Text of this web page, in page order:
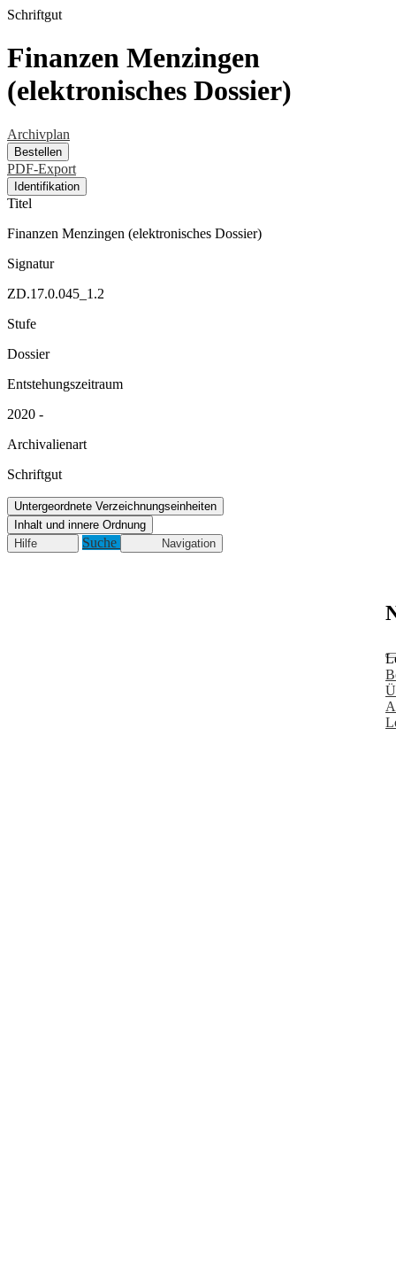
Schriftgut
Finanzen Menzingen
(elektronisches Dossier)
Archivplan
Bestellen
PDF-Export
Identifikation
Titel
Finanzen Menzingen (elektronisches Dossier)
Signatur
ZD.17.0.045_1.2
Stufe
Dossier
Entstehungszeitraum
2020 -
Archivalienart
Schriftgut
Untergeordnete Verzeichnungseinheiten
Inhalt und innere Ordnung
Hilfe
Suche Navigation